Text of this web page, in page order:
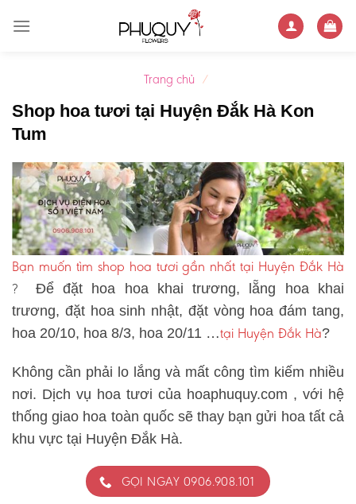
Trang chủ /
Shop hoa tươi tại Huyện Đắk Hà Kon
Tum
Bạn muốn tìm shop hoa tươi gần nhất tại Huyện Đắk Hà
? Để đặt hoa hoa khai trương, lẵng hoa khai
trương, đặt hoa sinh nhật, đặt vòng hoa đám tang,
hoa 20/10, hoa 8/3, hoa 20/11 …tại Huyện Đắk Hà?
Không cần phải lo lắng và mất công tìm kiếm nhiều
nơi. Dịch vụ hoa tươi của hoaphuquy.com , với hệ
thống giao hoa toàn quốc sẽ thay bạn gửi hoa tất cả
khu vực tại Huyện Đắk Hà.
GỌI NGAY 0906.908.101